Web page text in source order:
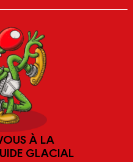
À LA
GLACIAL